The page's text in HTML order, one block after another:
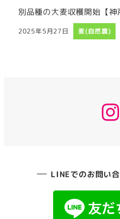
別品種の大麦収穫開始【神
投稿日
2025年5月27日 麦(自然農)
LINEでのお問い